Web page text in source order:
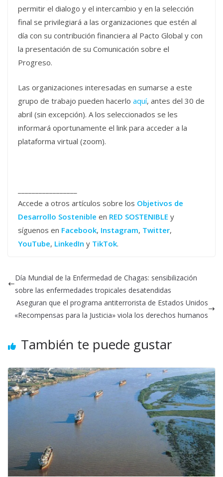
permitir el dialogo y el intercambio y en la selección
final se privilegiará a las organizaciones que estén al
día con su contribución financiera al Pacto Global y con
la presentación de su Comunicación sobre el
Progreso.
Las organizaciones interesadas en sumarse a este
grupo de trabajo pueden hacerlo aquí, antes del 30 de
abril (sin excepción). A los seleccionados se les
informará oportunamente el link para acceder a la
plataforma virtual (zoom).
Accede a otros artículos sobre los Objetivos de
Desarrollo Sostenible en RED SOSTENIBLE y
síguenos en Facebook, Instagram, Twitter,
YouTube, LinkedIn y TikTok.
Día Mundial de la Enfermedad de Chagas: sensibilización
sobre las enfermedades tropicales desatendidas
Aseguran que el programa antiterrorista de Estados Unidos
«Recompensas para la Justicia» viola los derechos humanos
También te puede gustar